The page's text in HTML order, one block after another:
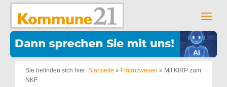
Zum
springen
Sie befinden sich hier: Startseite » Finanzwesen » Mit KIRP zum
NKF